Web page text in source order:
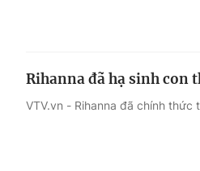
Rihanna đã hạ sinh con
VTV.vn - Rihanna đã chính thức